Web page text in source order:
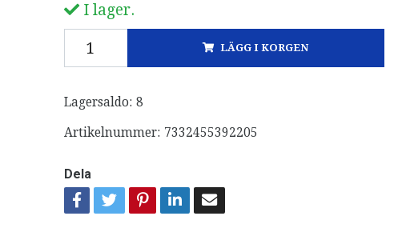
I lager.
LÄGG I KORGEN
Lagersaldo: 8
Artikelnummer: 7332455392205
Dela